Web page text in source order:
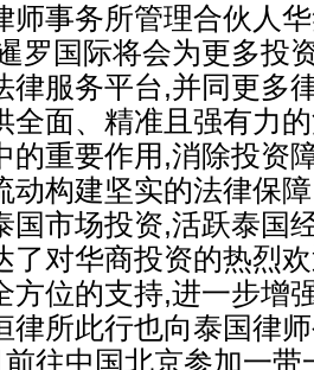
事务所管理合伙人华
罗国际将会为更多投
律服务平台,并同更多
全面、精准且强有力
的重要作用,消除投资
动构建坚实的法律保
国市场投资,活跃泰国
了对华商投资的热烈
方位的支持,进一步增
律所此行也向泰国律
往中国北京参加一带